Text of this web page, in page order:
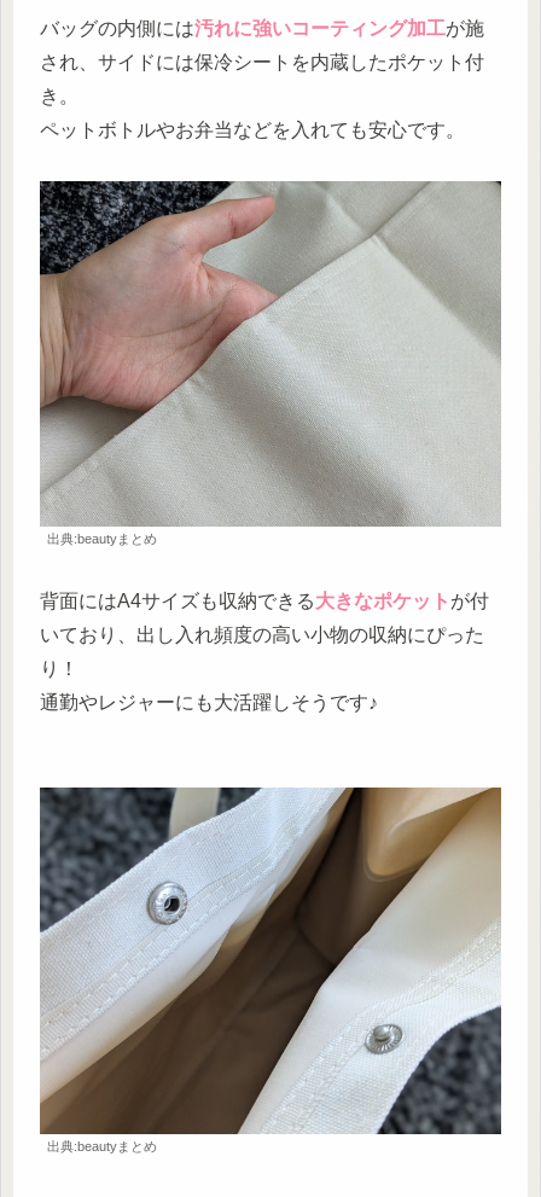
バッグの内側には汚れに強いコーティング加工が施
され、サイドには保冷シートを内蔵したポケット付
き。
ペットボトルやお弁当などを入れても安心です。
出典:beautyまとめ
背面にはA4サイズも収納できる大きなポケット が付
いており、出し入れ頻度の高い小物の収納にぴった
り！
通勤やレジャーにも大活躍しそうです♪
出典:beautyまとめ